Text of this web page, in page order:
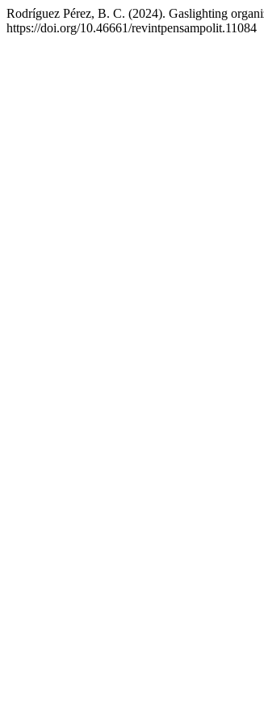
Rodríguez Pérez, B. C. (2024). Gaslighting
https://doi.org/10.46661/revintpensampolit.11084